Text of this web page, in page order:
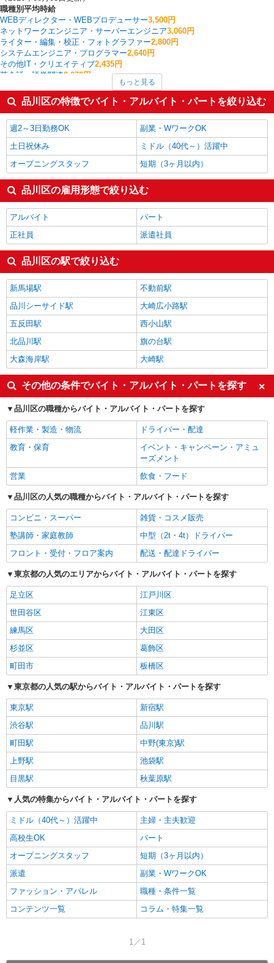
職種別平均時給
WEBディレクター・WEBプロデューサー3,500円
ネットワークエンジニア・サーバーエンジニア3,060円
ライター・編集・校正・フォトグラファー2,800円
システムエンジニア・プログラマー2,640円
その他IT・クリエイティブ2,435円
英会話・語学関連2,070円
1,911円
経理・人事・労務・総務・法務 1,871円
コールセンター 1,855円
看護師・保健師・看護助手・助産師1,836円
品川区の他の職種の平均時給を見る
もっと見る
品川区の特徴でバイト・アルバイト・パートを絞り込む
週2～3日勤務OK
副業・WワークOK
土日祝休み
ミドル（40代～）活躍中
オープニングスタッフ
短期（3ヶ月以内）
品川区の雇用形態で絞り込む
アルバイト
パート
正社員
派遣社員
品川区の駅で絞り込む
新馬場駅
不動前駅
品川シーサイド駅
大崎広小路駅
五反田駅
西小山駅
北品川駅
旗の台駅
大森海岸駅
大崎駅
その他の条件でバイト・アルバイト・パートを探す
品川区の職種からバイト・アルバイト・パートを探す
軽作業・製造・物流
ドライバー・配達
教育・保育
イベント・キャンペーン・アミュ
ーズメント
営業
飲食・フード
品川区の人気の職種からバイト・アルバイト・パートを探す
コンビニ・スーパー
雑貨・コスメ販売
塾講師・家庭教師
中型（2t・4t）ドライバー
フロント・受付・フロア案内
配送・配達ドライバー
東京都の人気のエリアからバイト・アルバイト・パートを探す
足立区
江戸川区
世田谷区
江東区
練馬区
大田区
杉並区
葛飾区
町田市
板橋区
東京都の人気の駅からバイト・アルバイト・パートを探す
東京駅
新宿駅
渋谷駅
品川駅
町田駅
中野(東京)駅
上野駅
池袋駅
目黒駅
秋葉原駅
人気の特集からバイト・アルバイト・パートを探す
ミドル（40代～）活躍中
主婦・主夫歓迎
高校生OK
パート
オープニングスタッフ
短期（3ヶ月以内）
派遣
副業・WワークOK
ファッション・アパレル
職種・条件一覧
コンテンツ一覧
コラム・特集一覧
1／1